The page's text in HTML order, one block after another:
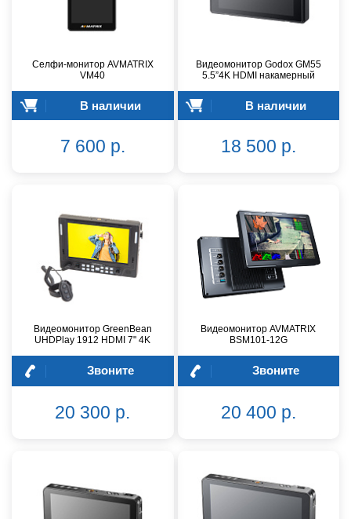
Селфи-монитор AVMATRIX
VM40
В наличии
7 600 р.
Видеомонитор Godox GM55
5.5”4K HDMI накамерный
В наличии
18 500 р.
Видеомонитор GreenBean
UHDPlay 1912 HDMI 7" 4K
Звоните
20 300 р.
Видеомонитор AVMATRIX
BSM101-12G
Звоните
20 400 р.